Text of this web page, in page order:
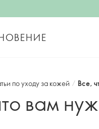
по уходу за кожей / Все,
вам